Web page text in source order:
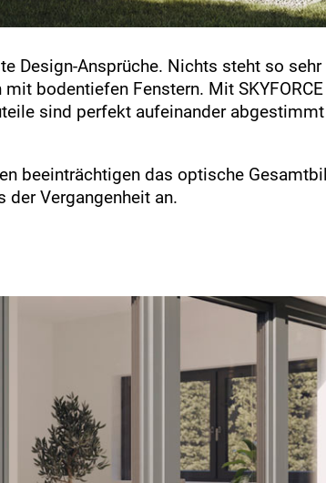
Design-Ansprüche. Nichts steht so
bodentiefen Fenstern. Mit
sind perfekt aufeinander
beeinträchtigen das optische
der Vergangenheit an.